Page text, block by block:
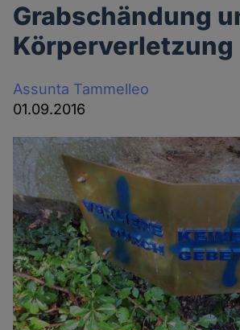
Grabschändung
Körperverletzung
Assunta Tammelleo
01.09.2016